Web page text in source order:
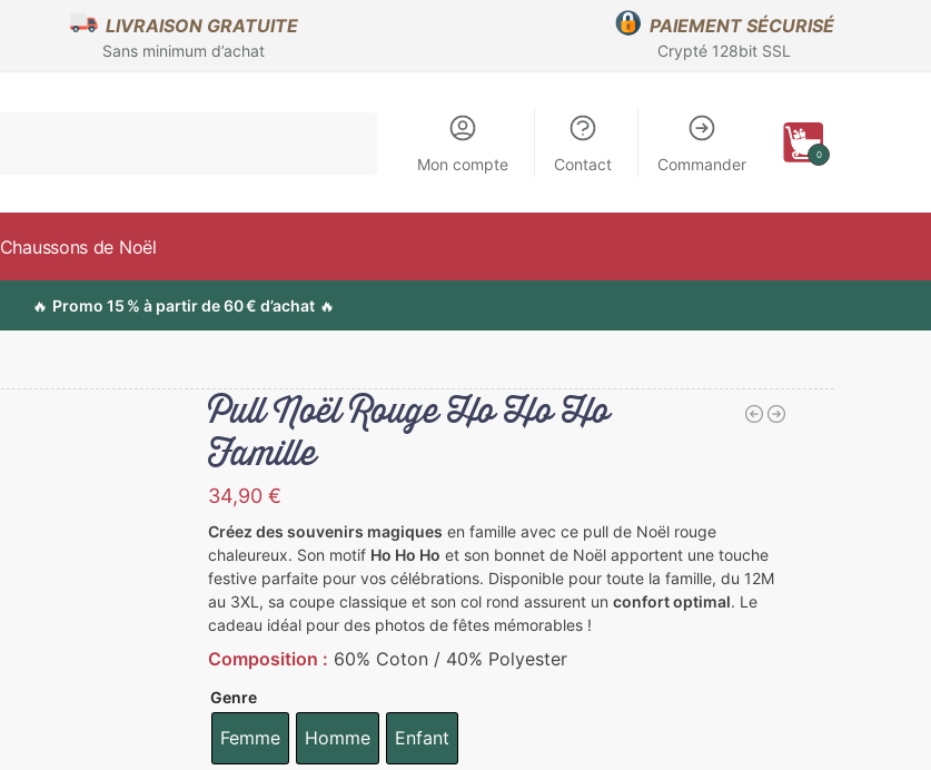
LIVRAISON GRATUITE
Sans minimum d’achat
PAIEMENT SÉCURISÉ
Crypté 128bit SSL
Mon compte Contact Commander 0
Chaussons de Noël
🔥 Promo 15 % à partir de 60 € d’achat 🔥
Pull Noël Rouge Ho Ho Ho
Famille
34,90 €
Créez des souvenirs magiques en famille avec ce pull de Noël rouge
chaleureux. Son motif Ho Ho Ho et son bonnet de Noël apportent une touche
festive parfaite pour vos célébrations. Disponible pour toute la famille, du 12M
au 3XL, sa coupe classique et son col rond assurent un confort optimal. Le
cadeau idéal pour des photos de fêtes mémorables !
Composition : 60% Coton / 40% Polyester
Genre
Femme Homme Enfant